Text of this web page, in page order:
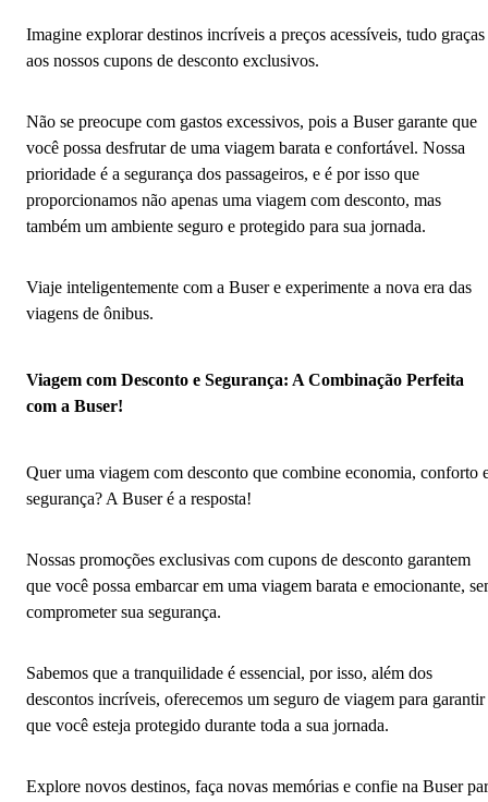
Imagine explorar destinos incríveis a preços acessíveis, tudo graças
aos nossos cupons de desconto exclusivos.
Não se preocupe com gastos excessivos, pois a Buser garante que
você possa desfrutar de uma viagem barata e confortável. Nossa
prioridade é a segurança dos passageiros, e é por isso que
proporcionamos não apenas uma viagem com desconto, mas
também um ambiente seguro e protegido para sua jornada.
Viaje inteligentemente com a Buser e experimente a nova era das
viagens de ônibus.
Viagem com Desconto e Segurança: A Combinação Perfeita
com a Buser!
Quer uma viagem com desconto que combine economia, conforto
segurança? A Buser é a resposta!
Nossas promoções exclusivas com cupons de desconto garantem
que você possa embarcar em uma viagem barata e emocionante,
comprometer sua segurança.
Sabemos que a tranquilidade é essencial, por isso, além dos
descontos incríveis, oferecemos um seguro de viagem para garantir
que você esteja protegido durante toda a sua jornada.
Explore novos destinos, faça novas memórias e confie na Buser